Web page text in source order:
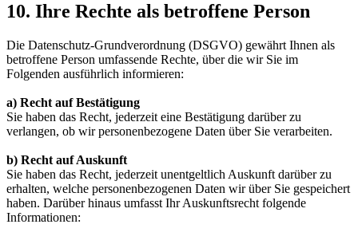
10. Ihre Rechte als betroffene Person
Die Datenschutz-Grundverordnung (DSGVO) gewährt Ihnen als
betroffene Person umfassende Rechte, über die wir Sie im
Folgenden ausführlich informieren:
a) Recht auf Bestätigung
Sie haben das Recht, jederzeit eine Bestätigung darüber zu
verlangen, ob wir personenbezogene Daten über Sie verarbeiten.
b) Recht auf Auskunft
Sie haben das Recht, jederzeit unentgeltlich Auskunft darüber zu
erhalten, welche personenbezogenen Daten wir über Sie gespeichert
haben. Darüber hinaus umfasst Ihr Auskunftsrecht folgende
Informationen: